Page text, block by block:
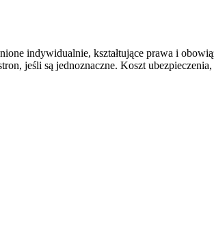
indywidualnie, kształtujące prawa i
jeśli są jednoznaczne. Koszt